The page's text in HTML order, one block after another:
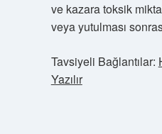
ve kazara toksik
veya yutulması
Tavsiyeli Bağlantılar:
Yazılır